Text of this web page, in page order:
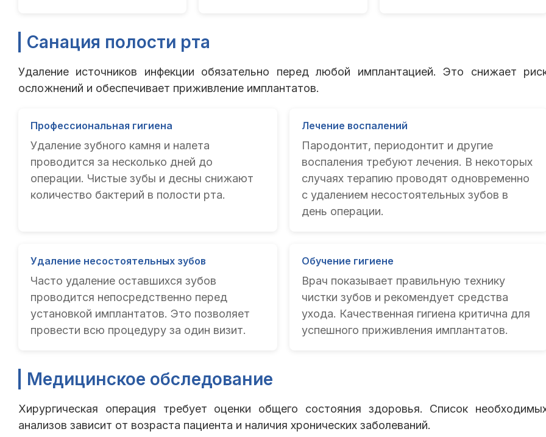
Санация полости рта
Удаление источников инфекции обязательно перед любой имплантацией. Это снижает
осложнений и обеспечивает приживление имплантатов.
Профессиональная гигиена
Удаление зубного камня и налета
проводится за несколько дней до
операции. Чистые зубы и десны снижают
количество бактерий в полости рта.
Лечение воспалений
Пародонтит, периодонтит и другие
воспаления требуют лечения. В некоторых
случаях терапию проводят одновременно
с удалением несостоятельных зубов в
день операции.
Удаление несостоятельных зубов
Часто удаление оставшихся зубов
проводится непосредственно перед
установкой имплантатов. Это позволяет
провести всю процедуру за один визит.
Обучение гигиене
Врач показывает правильную технику
чистки зубов и рекомендует средства
ухода. Качественная гигиена критична для
успешного приживления имплантатов.
Медицинское обследование
Хирургическая операция требует оценки общего состояния здоровья. Список
анализов зависит от возраста пациента и наличия хронических заболеваний.